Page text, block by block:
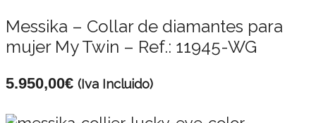
Messika – Collar de diamantes para
mujer My Twin – Ref.: 11945-WG
5.950,00€ (Iva Incluido)